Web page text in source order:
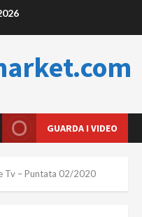
GUARDA I VIDEO
Tv – Puntata 02/2020